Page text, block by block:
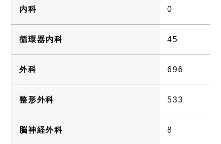
内科 0
循環器内科 45
外科 696
整形外科 533
脳神経外科 8